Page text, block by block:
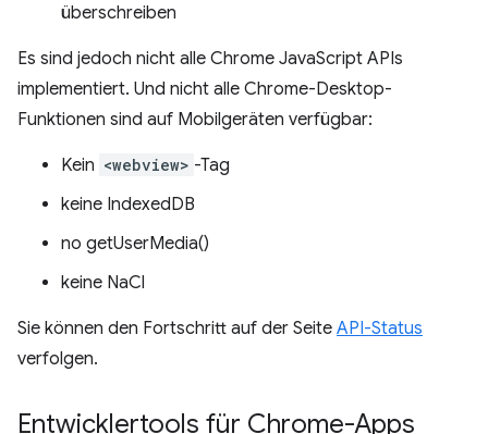
überschreiben
Es sind jedoch nicht alle Chrome JavaScript APIs
implementiert. Und nicht alle Chrome-Desktop-
Funktionen sind auf Mobilgeräten verfügbar:
Kein <webview> -Tag
keine IndexedDB
no getUserMedia()
keine NaCl
Sie können den Fortschritt auf der Seite API-Status
verfolgen.
Entwicklertools für Chrome-Apps